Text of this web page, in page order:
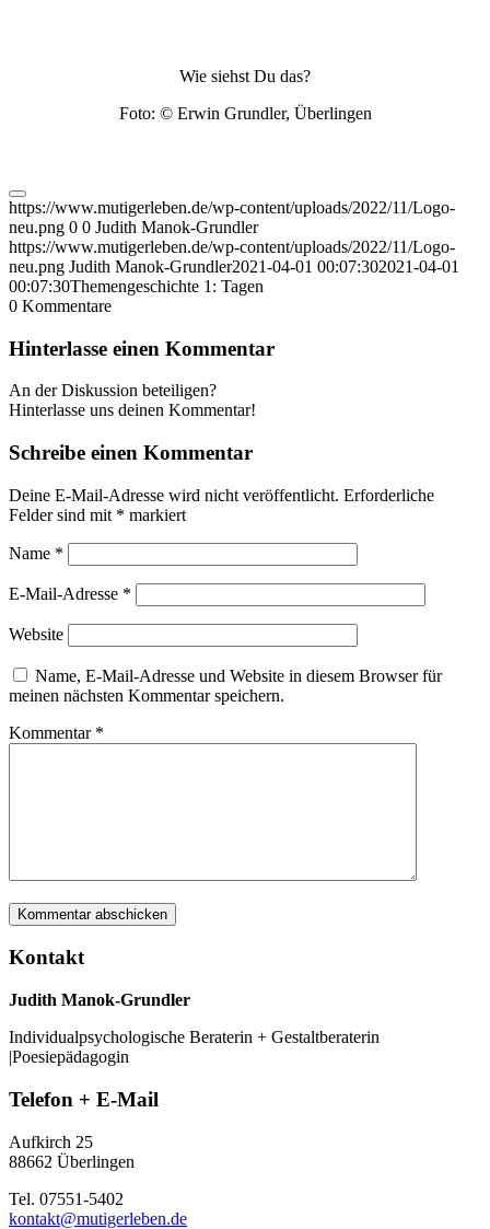
Wie siehst Du das?
Foto: © Erwin Grundler, Überlingen
https://www.mutigerleben.de/wp-content/uploads/2022/11/Logo-
neu.png 0 0 Judith Manok-Grundler
https://www.mutigerleben.de/wp-content/uploads/2022/11/Logo-
neu.png Judith Manok-Grundler2021-04-01 00:07:302021-04-01
00:07:30Themengeschichte 1: Tagen
0 Kommentare
Hinterlasse einen Kommentar
An der Diskussion beteiligen?
Hinterlasse uns deinen Kommentar!
Schreibe einen Kommentar
Deine E-Mail-Adresse wird nicht veröffentlicht. Erforderliche
Felder sind mit * markiert
Name *
E-Mail-Adresse *
Website
Name, E-Mail-Adresse und Website in diesem Browser für
meinen nächsten Kommentar speichern.
Kommentar *
Kontakt
Judith Manok-Grundler
Individualpsychologische Beraterin + Gestaltberaterin
|Poesiepädagogin
Telefon + E-Mail
Aufkirch 25
88662 Überlingen
Tel. 07551-5402
kontakt@mutigerleben.de